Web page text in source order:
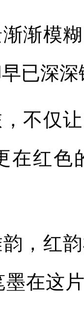
渐模
已深
不仅
在红色
，红
在这